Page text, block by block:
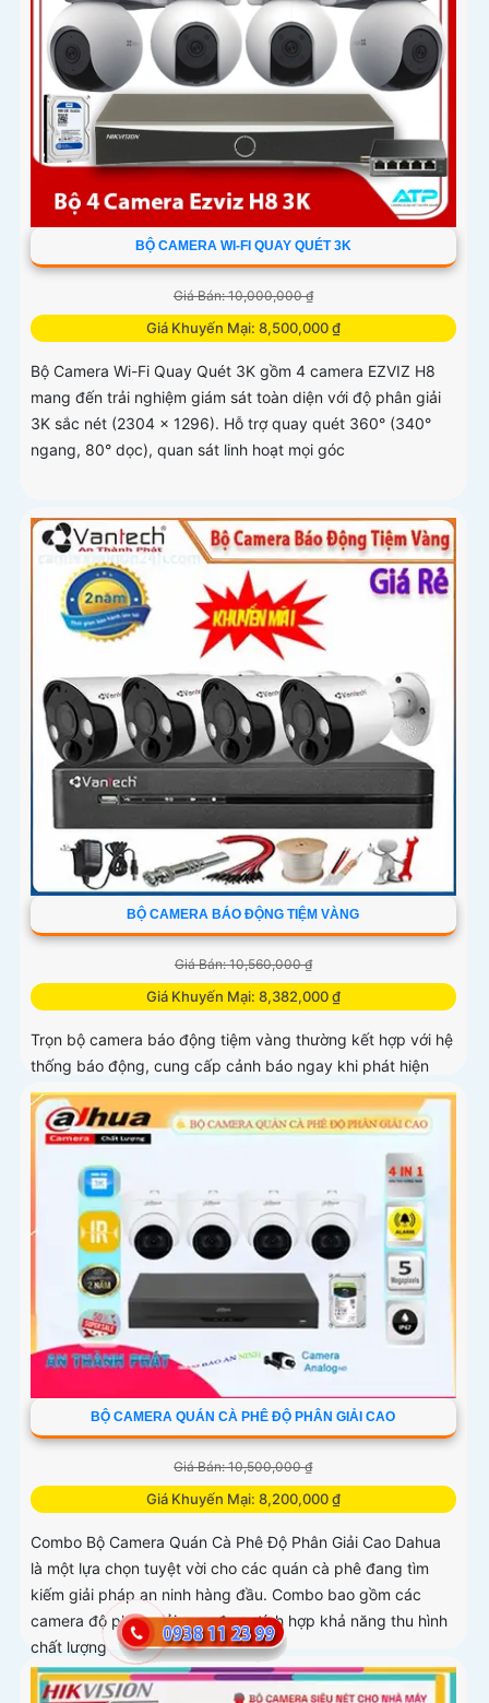
BỘ CAMERA WI-FI QUAY QUÉT 3K
Giá Bán: 10,000,000 ₫
Giá Khuyến Mại: 8,500,000 ₫
Bộ Camera Wi-Fi Quay Quét 3K gồm 4 camera EZVIZ H8
mang đến trải nghiệm giám sát toàn diện với độ phân giải
3K sắc nét (2304 x 1296). Hỗ trợ quay quét 360° (340°
ngang, 80° dọc), quan sát linh hoạt mọi góc
BỘ CAMERA BÁO ĐỘNG TIỆM VÀNG
Giá Bán: 10,560,000 ₫
Giá Khuyến Mại: 8,382,000 ₫
Trọn bộ camera báo động tiệm vàng thường kết hợp với hệ
thống báo động, cung cấp cảnh báo ngay khi phát hiện
hoạt động đáng ngờ giúp ngăn chặn trộm cắp và xâm
nhập trước khi chúng xảy ra.
BỘ CAMERA QUÁN CÀ PHÊ ĐỘ PHÂN GIẢI CAO
Giá Bán: 10,500,000 ₫
Giá Khuyến Mại: 8,200,000 ₫
Combo Bộ Camera Quán Cà Phê Độ Phân Giải Cao Dahua
là một lựa chọn tuyệt vời cho các quán cà phê đang tìm
kiếm giải pháp an ninh hàng đầu. Combo bao gồm các
camera độ phân giải cao, được tích hợp khả năng thu hình
chất lượng